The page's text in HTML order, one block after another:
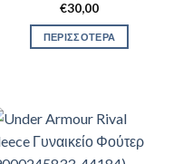
€30,00
ΠΕΡΙΣΣΟΤΕΡΑ